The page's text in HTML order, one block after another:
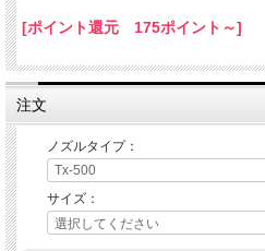
・コンプライイヤホンチップの素材である低
・シリコンチップの約2倍雑音を遮音します
※パッケージデザイン・フィルターの色が画
[ポイント還元 175ポイント～]
注文
ノズルタイプ：
サイズ：